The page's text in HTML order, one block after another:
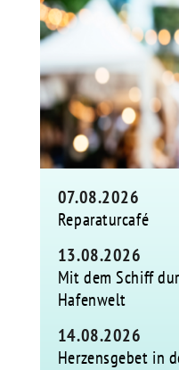
07.08.2026
Reparaturcafé
13.08.2026
Mit dem Schiff
Hafenwelt
14.08.2026
Herzensgebet in